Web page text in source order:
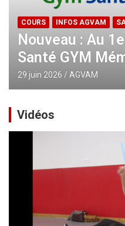
COURS INFOS AGVAM
Nouveau : Au
Santé GYM
29 juin 2026 AGVAM
Vidéos